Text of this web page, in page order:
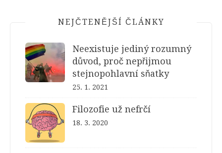
NEJČTENĚJŠÍ ČLÁNKY
Neexistuje jediný rozumný
důvod, proč nepřijmou
stejnopohlavní sňatky
25. 1. 2021
Filozofie už nefrčí
18. 3. 2020